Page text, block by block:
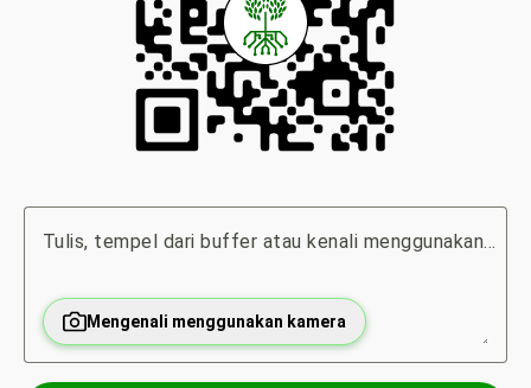
Tulis, tempel dari buffer atau kenali menggunakan kamera...
Mengenali menggunakan kamera